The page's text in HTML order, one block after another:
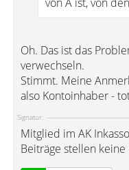
Oh. Das ist das
verwechseln.
Stimmt. Meine
also Kontoinhaber -
Signatur:
Mitglied im AK
Beiträge stellen